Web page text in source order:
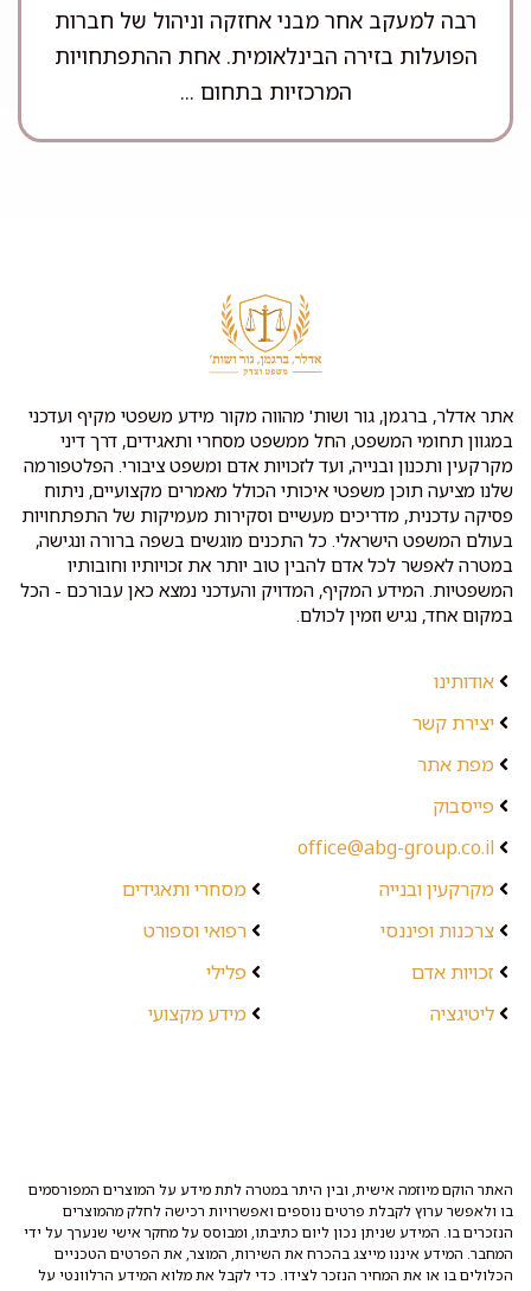
רבה למעקב אחר מבני אחזקה וניהול של חברות
הפועלות בזירה הבינלאומית. אחת ההתפתחויות
המרכזיות בתחום ...
אתר אדלר, ברגמן, גור ושות' מהווה מקור מידע משפטי מקיף ועדכני
במגוון תחומי המשפט, החל ממשפט מסחרי ותאגידים, דרך דיני
מקרקעין ותכנון ובנייה, ועד לזכויות אדם ומשפט ציבורי. הפלטפורמה
שלנו מציעה תוכן משפטי איכותי הכולל מאמרים מקצועיים, ניתוח
פסיקה עדכנית, מדריכים מעשיים וסקירות מעמיקות של התפתחויות
בעולם המשפט הישראלי. כל התכנים מוגשים בשפה ברורה ונגישה,
במטרה לאפשר לכל אדם להבין טוב יותר את זכויותיו וחובותיו
המשפטיות. המידע המקיף, המדויק והעדכני נמצא כאן עבורכם - הכל
במקום אחד, נגיש וזמין לכולם.
אודותינו
יצירת קשר
מפת אתר
פייסבוק
office@abg-group.co.il
מקרקעין ובנייה
צרכנות ופיננסי
זכויות אדם
ליטיגציה
מסחרי ותאגידים
רפואי וספורט
פלילי
מידע מקצועי
האתר הוקם מיוזמה אישית, ובין היתר במטרה לתת מידע על המוצרים המפורסמים
בו ולאפשר ערוץ לקבלת פרטים נוספים ואפשרויות רכישה לחלק מהמוצרים
הנזכרים בו. המידע שניתן נכון ליום כתיבתו, ומבוסס על מחקר אישי שנערך על ידי
המחבר. המידע איננו מייצג בהכרח את השירות, המוצר, את הפרטים הטכניים
הכלולים בו או את המחיר הנזכר לצידו. כדי לקבל את מלוא המידע הרלוונטי על